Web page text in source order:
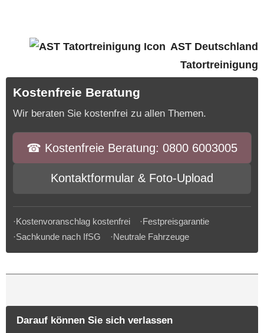
AST Deutschland
Tatortreinigung
Kostenfreie Beratung
Wir beraten Sie kostenfrei zu allen Themen.
☎︎ Kostenfreie Beratung: 0800 6003005
Kontaktformular & Foto-Upload
·Kostenvoranschlag kostenfrei ·Festpreisgarantie
·Sachkunde nach IfSG ·Neutrale Fahrzeuge
Darauf können Sie sich verlassen